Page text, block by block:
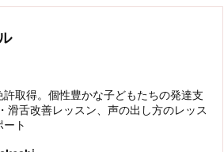
取得。個性豊かな子どもたちの発達支
滑舌改善レッスン、声の出し方のレッス
ト